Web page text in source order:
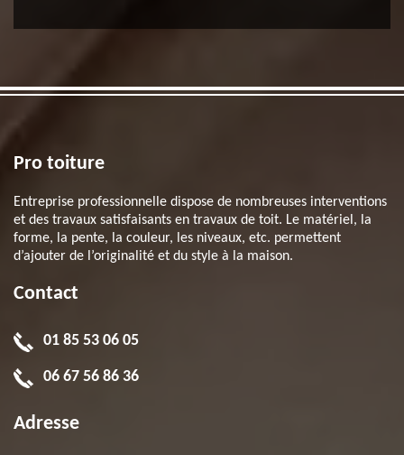
Pro toiture
Entreprise professionnelle dispose de nombreuses interventions
et des travaux satisfaisants en travaux de toit. Le matériel, la
forme, la pente, la couleur, les niveaux, etc. permettent
d’ajouter de l’originalité et du style à la maison.
Contact
01 85 53 06 05
06 67 56 86 36
Adresse